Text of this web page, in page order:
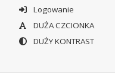
Logowanie
DUŻA CZCIONKA
DUŻY KONTRAST